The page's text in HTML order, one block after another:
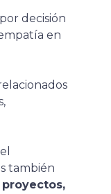
por decisión
en
también